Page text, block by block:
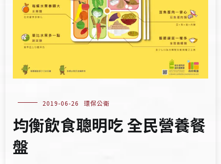
2019-06-26 環保公衛
均衡飲食聰明吃 全民營養餐
盤